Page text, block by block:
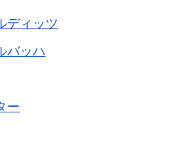
ディッツ​
バッハ
ー